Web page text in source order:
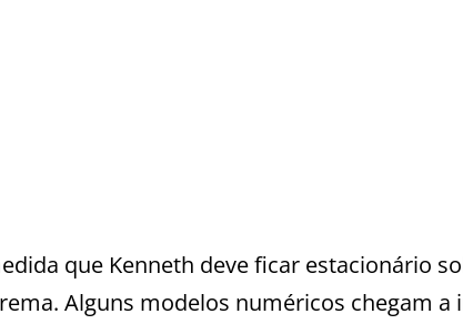
que Kenneth deve ficar estacionário
Alguns modelos numéricos chegam a